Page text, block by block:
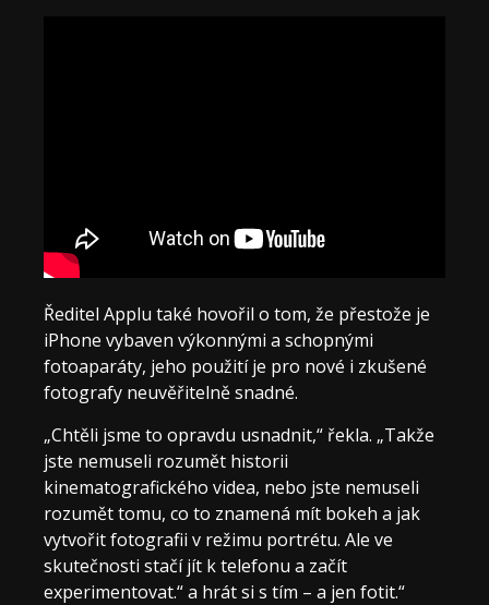
Ředitel Applu také hovořil o tom, že přestože je
iPhone vybaven výkonnými a schopnými
fotoaparáty, jeho použití je pro nové i zkušené
fotografy neuvěřitelně snadné.
„Chtěli jsme to opravdu usnadnit,“ řekla. „Takže
jste nemuseli rozumět historii
kinematografického videa, nebo jste nemuseli
rozumět tomu, co to znamená mít bokeh a jak
vytvořit fotografii v režimu portrétu. Ale ve
skutečnosti stačí jít k telefonu a začít
experimentovat.“ a hrát si s tím – a jen fotit.“